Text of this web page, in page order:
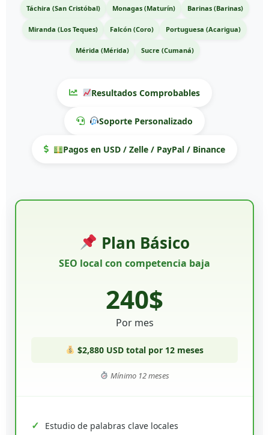
Táchira (San Cristóbal) Monagas (Maturín) Barinas (Barinas)
Miranda (Los Teques) Falcón (Coro) Portuguesa (Acarigua)
Mérida (Mérida) Sucre (Cumaná)
Resultados Comprobables
Soporte Personalizado
Pagos en USD / Zelle / PayPal / Binance
Plan Básico
SEO local con competencia baja
240$
Por mes
$2,880 USD total por 12 meses
Mínimo 12 meses
Estudio de palabras clave locales